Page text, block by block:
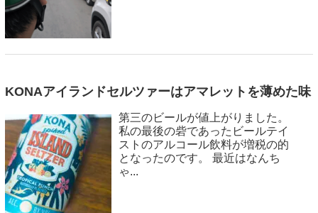
KONAアイランドセルツァーはアマレットを薄めた味
第三のビールが値上がりました。
私の最後の砦であったビールテイ
ストのアルコール飲料が増税の的
となったのです。 最近はなんち
ゃ...